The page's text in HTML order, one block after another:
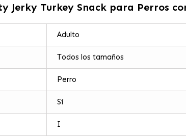
Jerky Turkey Snack para Perros
Adulto
Todos los tamaños
Perro
Sí
I